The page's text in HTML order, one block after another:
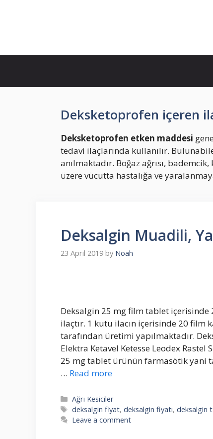
Deksketoprofen içeren
Deksketoprofen etken maddesi
tedavi ilaçlarında kullanılır.
anılmaktadır. Boğaz ağrısı,
üzere vücutta hastalığa ve
Deksalgin Muadili,
23 April 2019 by Noah
Deksalgin 25 mg film tablet
ilaçtır. 1 kutu ilacın içerisinde 20 film
tarafından üretimi yapılmaktadır.
Elektra Ketavel Ketesse Leodex
25 mg tablet ürünün farmasötik yani
… Read more
Categories
Ağrı Kesiciler
Tags
deksalgin fiyat,deksalgin fiyatı,deksalgin
Leave a comment